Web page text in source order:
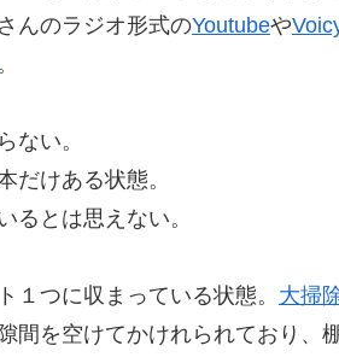
んのラジオ形式のYoutubeや
。
ない。
だけある状態。
るとは思えない。
１つに収まっている状態。 大掃
間を空けてかけれられており、